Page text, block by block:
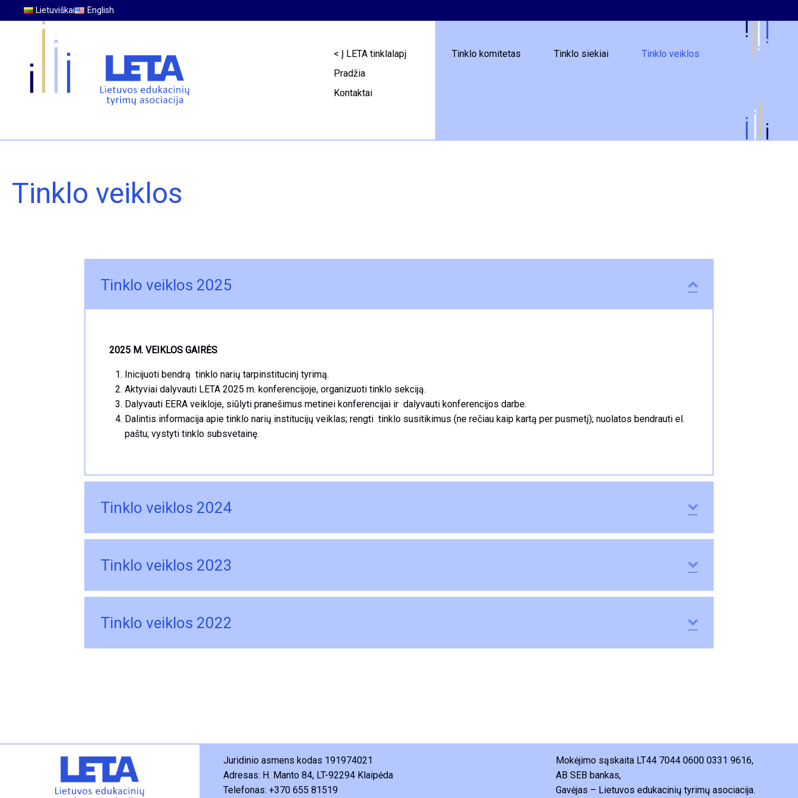
Lietuviškai English
< Į LETA tinklalapį
Pradžia
Kontaktai
Tinklo komitetas Tinklo siekiai Tinklo veiklos
Tinklo veiklos
Tinklo veiklos 2025 Collapse
2025 M. VEIKLOS GAIRĖS
Inicijuoti bendrą tinklo narių tarpinstitucinį tyrimą.
Aktyviai dalyvauti LETA 2025 m. konferencijoje, organizuoti tinklo sekciją.
Dalyvauti EERA veikloje, siūlyti pranešimus metinei konferencijai ir dalyvauti konferencijos darbe.
Dalintis informacija apie tinklo narių institucijų veiklas; rengti tinklo susitikimus (ne rečiau kaip kartą per pusmetį); nuolatos bendrauti el.
paštu; vystyti tinklo subsvetainę.
Tinklo veiklos 2024 Expand
Tinklo veiklos 2023 Expand
Tinklo veiklos 2022 Expand
Juridinio asmens kodas 191974021
Adresas: H. Manto 84, LT-92294 Klaipėda
Telefonas: +370 655 81519
Mokėjimo sąskaita LT44 7044 0600 0331 9616,
AB SEB bankas,
Gavėjas – Lietuvos edukacinių tyrimų asociacija.